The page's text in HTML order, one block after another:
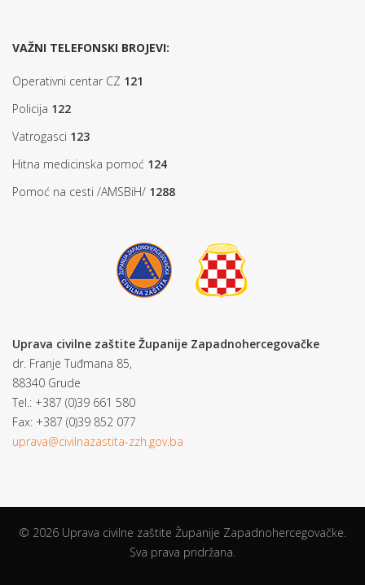
VAŽNI TELEFONSKI BROJEVI:
Operativni centar CZ 121
Policija 122
Vatrogasci 123
Hitna medicinska pomoć 124
Pomoć na cesti /AMSBiH/ 1288
Uprava civilne zaštite Županije Zapadnohercegovačke
dr. Franje Tuđmana 85,
88340 Grude
Tel.: +387 (0)39 661 580
Fax: +387 (0)39 852 077
uprava@civilnazastita-zzh.gov.ba
© 2026 Uprava civilne zaštite Županije Zapadnohercegovačke.
Sva prava pridržana.